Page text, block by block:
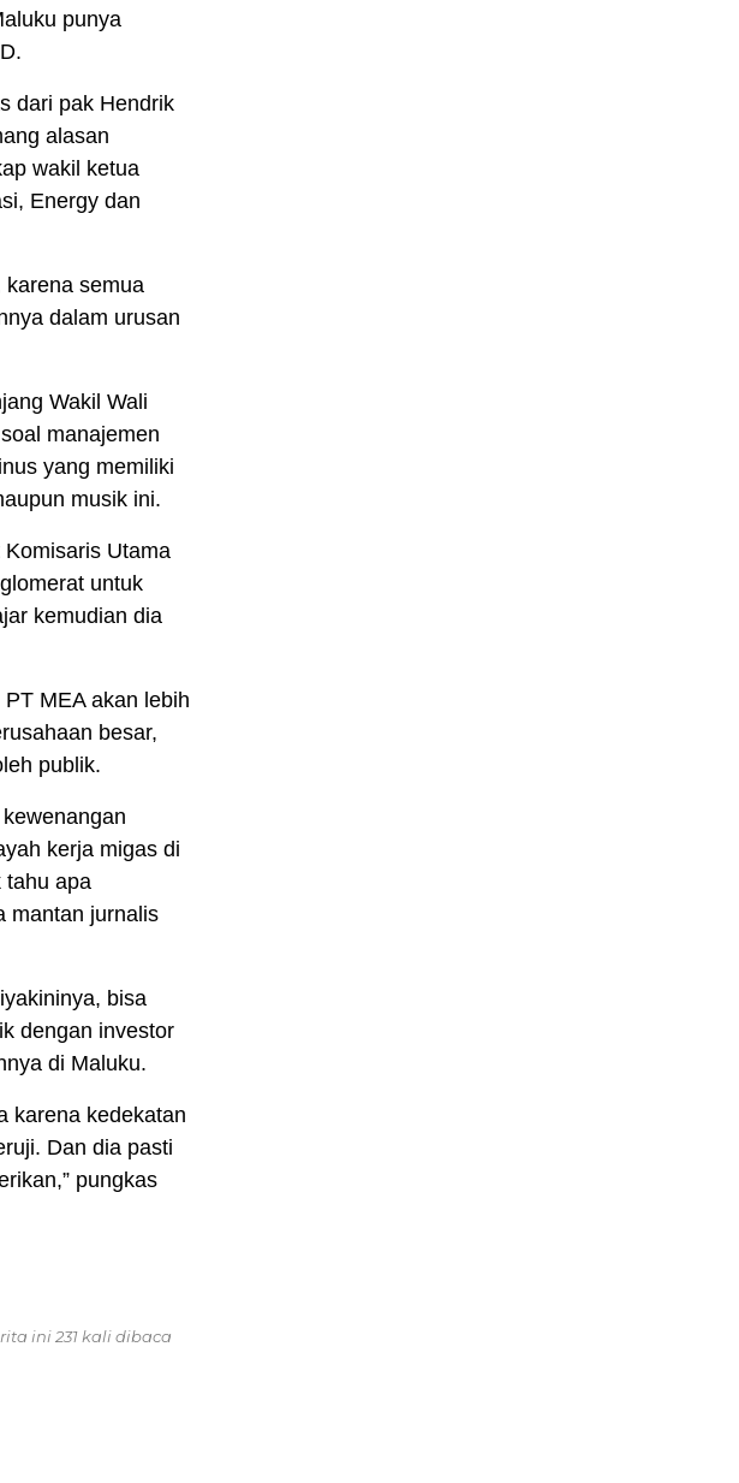
punya
dari pak Hendrik
alasan
wakil ketua
Energy dan
karena semua
dalam urusan
Wakil Wali
manajemen
yang memiliki
musik ini.
Utama
untuk
kemudian dia
MEA akan lebih
besar,
publik.
kerja migas di
tahu apa
mantan jurnalis
bisa
dengan investor
di Maluku.
karena kedekatan
Dan dia pasti
pungkas
ini 231 kali dibaca